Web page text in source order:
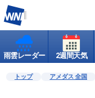
雨雲レーダー 2週間天気
トップ アメダス 全国